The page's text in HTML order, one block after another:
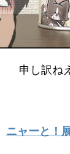
申し訳ね
ニャーと！